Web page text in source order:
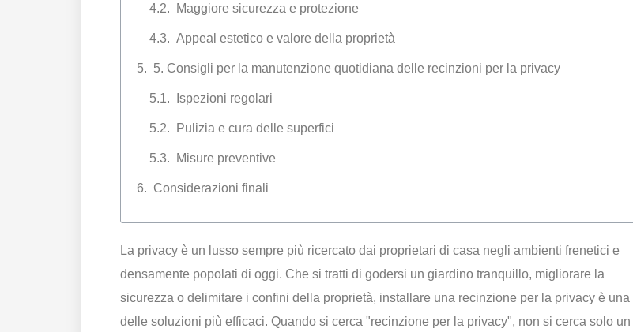
Maggiore sicurezza e protezione
Appeal estetico e valore della proprietà
5. Consigli per la manutenzione quotidiana delle recinzioni per la privacy
Ispezioni regolari
Pulizia e cura delle superfici
Misure preventive
Considerazioni finali
La privacy è un lusso sempre più ricercato dai proprietari di casa negli ambienti frenetici e
densamente popolati di oggi. Che si tratti di godersi un giardino tranquillo, migliorare la
sicurezza o delimitare i confini della proprietà, installare una recinzione per la privacy è una
delle soluzioni più efficaci. Quando si cerca "recinzione per la privacy", non si cerca solo un